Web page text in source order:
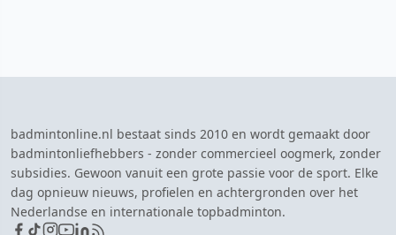
badmintonline.nl bestaat sinds 2010 en wordt gemaakt door
badmintonliefhebbers - zonder commercieel oogmerk, zonder
subsidies. Gewoon vanuit een grote passie voor de sport. Elke
dag opnieuw nieuws, profielen en achtergronden over het
Nederlandse en internationale topbadminton.